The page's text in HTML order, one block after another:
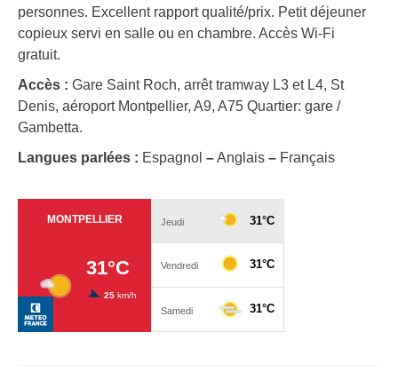
personnes. Excellent rapport qualité/prix. Petit déjeuner
copieux servi en salle ou en chambre. Accès Wi-Fi
gratuit.
Accès : Gare Saint Roch, arrêt tramway L3 et L4, St
Denis, aéroport Montpellier, A9, A75 Quartier: gare /
Gambetta.
Langues parlées : Espagnol –Anglais – Français